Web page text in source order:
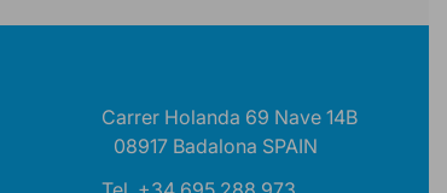
Carrer Holanda 69 Nave 14B
08917 Badalona SPAIN